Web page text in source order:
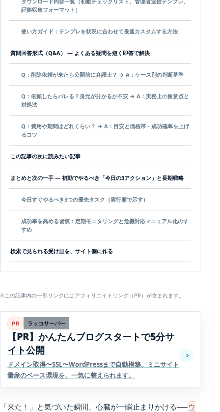
証拠収集フォーマット）
使い方ガイド：テンプレを状況に合わせて最速カスタムする方法
質問回答形式（Q&A） — よくある疑問を短く即答で解決
Q：削除依頼が来たら公開前に弁護士？ → A：ケース別の判断基準
Q：依頼したらバレる？身元が分かるか不安 → A：実務上の留意点と
対処法
Q：費用や期間はどれくらい？ → A：目安と価格帯・成功確率を上げ
るコツ
この記事の次に読みたい記事
まとめと次の一手 — 初動でやるべき「今日の3アクション」と長期戦略
今日すぐやるべき3つの優先タスク（実行順で示す）
成功率を高める習慣：定期モニタリングと危機対応マニュアル化のす
すめ
検索で見られる受け皿を、サイト側に作る
※この記事内の一部リンクにはアフィリエイトリンク（PR）が含まれます。
PR ラッコサーバー
【PR】かんたんブログスタートで5分サ
イト公開
ドメイン取得〜SSL〜WordPressまで自動構築。ミニサイト
量産のベース環境を、一気に整えられます。
「来た！」と気づいた瞬間、心臓が一瞬止まりかける──ウ